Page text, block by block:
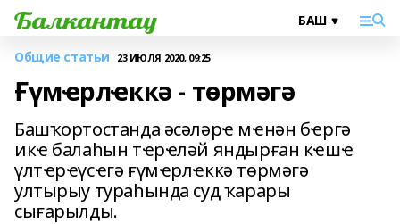
Общие статьи 23 ИЮЛЯ 2020, 09:25
Ғүмҽрлҽккә - төрмәгә
Башҡортостанда әсәләрҽ мҽнән бҽргә
икҽ балаһын тҽрҽләй яндырған кҽшҽ
үлтҽрҽүсҽгә ғүмҽрлҽккә төрмәгә
ултырыу тураһында суд ҡарары
сығарылды.